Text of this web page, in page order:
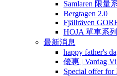
Samlaren 限量
Bergtagen 2.0
Fjällräven
HOJA 單車系列
最新消息
happy father's
優惠 | Vardag
Special offer